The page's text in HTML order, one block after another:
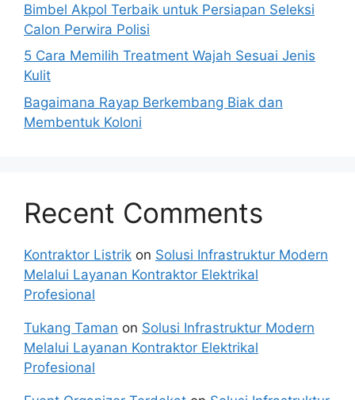
Bimbel Akpol Terbaik untuk Persiapan Seleksi
Calon Perwira Polisi
5 Cara Memilih Treatment Wajah Sesuai Jenis
Kulit
Bagaimana Rayap Berkembang Biak dan
Membentuk Koloni
Recent Comments
Kontraktor Listrik on Solusi Infrastruktur Modern
Melalui Layanan Kontraktor Elektrikal
Profesional
Tukang Taman on Solusi Infrastruktur Modern
Melalui Layanan Kontraktor Elektrikal
Profesional